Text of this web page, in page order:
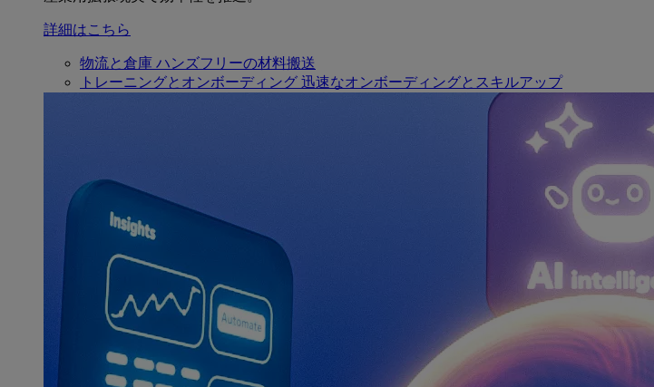
詳細はこちら
物流と倉庫 ハンズフリーの材料搬送
トレーニングとオンボーディング 迅速なオンボーディングとスキルアップ